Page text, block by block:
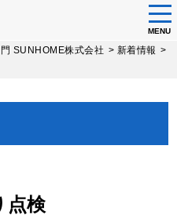
MENU
SUNHOME株式会社 > 新着情報 >
検